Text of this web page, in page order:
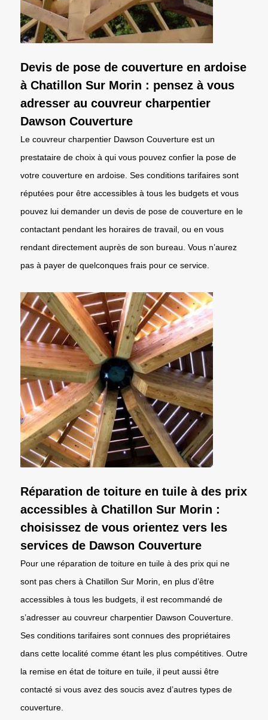
Devis de pose de couverture en ardoise
à Chatillon Sur Morin : pensez à vous
adresser au couvreur charpentier
Dawson Couverture
Le couvreur charpentier Dawson Couverture est un
prestataire de choix à qui vous pouvez confier la pose de
votre couverture en ardoise. Ses conditions tarifaires sont
réputées pour être accessibles à tous les budgets et vous
pouvez lui demander un devis de pose de couverture en le
contactant pendant les horaires de travail, ou en vous
rendant directement auprès de son bureau. Vous n’aurez
pas à payer de quelconques frais pour ce service.
Réparation de toiture en tuile à des prix
accessibles à Chatillon Sur Morin :
choisissez de vous orientez vers les
services de Dawson Couverture
Pour une réparation de toiture en tuile à des prix qui ne
sont pas chers à Chatillon Sur Morin, en plus d’être
accessibles à tous les budgets, il est recommandé de
s’adresser au couvreur charpentier Dawson Couverture.
Ses conditions tarifaires sont connues des propriétaires
dans cette localité comme étant les plus compétitives. Outre
la remise en état de toiture en tuile, il peut aussi être
contacté si vous avez des soucis avez d’autres types de
couverture.